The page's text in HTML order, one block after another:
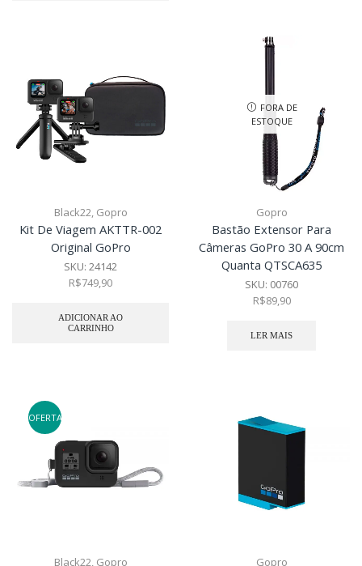
Black22, Gopro
Kit De Viagem AKTTR-002
Original GoPro
SKU: 24142
R$749,90
ADICIONAR AO
CARRINHO
FORA DE
ESTOQUE
Gopro
Bastão Extensor Para
Câmeras GoPro 30 A 90cm
Quanta QTSCA635
SKU: 00760
R$89,90
LER MAIS
OFERTA
Black22, Gopro Gopro